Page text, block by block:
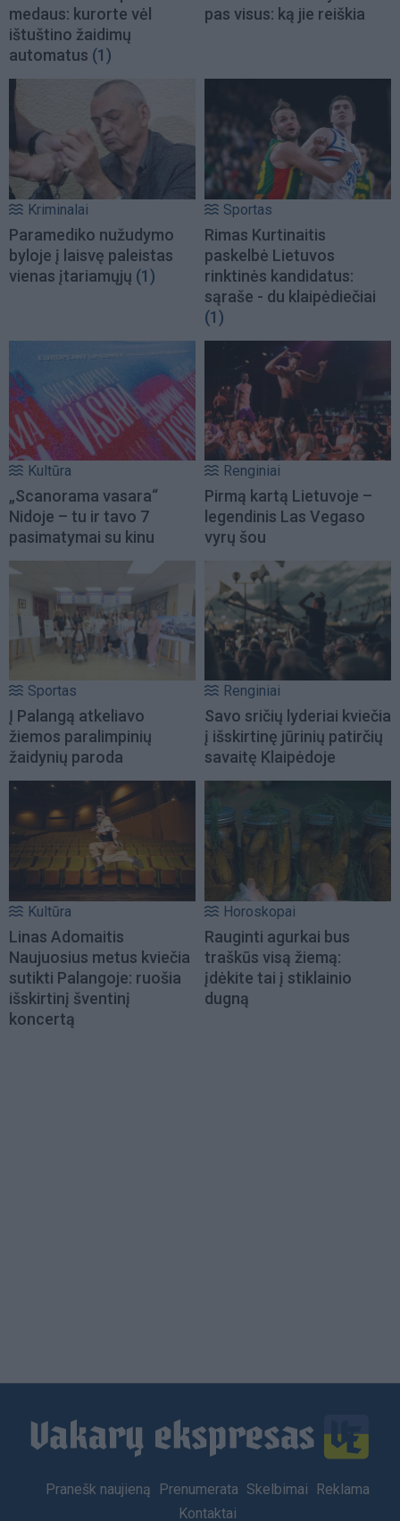
medaus: kurorte vėl
ištuštino žaidimų
automatus (1)
pas visus: ką jie reiškia
Kriminalai
Paramediko nužudymo
byloje į laisvę paleistas
vienas įtariamųjų (1)
Sportas
Rimas Kurtinaitis
paskelbė Lietuvos
rinktinės kandidatus:
sąraše - du klaipėdiečiai
(1)
Kultūra
„Scanorama vasara“
Nidoje – tu ir tavo 7
pasimatymai su kinu
Renginiai
Pirmą kartą Lietuvoje –
legendinis Las Vegaso
vyrų šou
Sportas
Į Palangą atkeliavo
žiemos paralimpinių
žaidynių paroda
Renginiai
Savo sričių lyderiai kviečia
į išskirtinę jūrinių patirčių
savaitę Klaipėdoje
Kultūra
Linas Adomaitis
Naujuosius metus kviečia
sutikti Palangoje: ruošia
išskirtinį šventinį
koncertą
Horoskopai
Rauginti agurkai bus
traškūs visą žiemą:
įdėkite tai į stiklainio
dugną
Footer
Pranešk naujieną Prenumerata Skelbimai
Reklama
Kontaktai